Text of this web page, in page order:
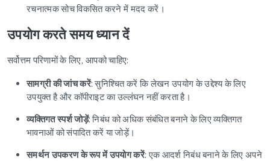
रचनात्मक सोच विकसित करने में मदद करें।
उपयोग करते समय ध्यान दें
सर्वोत्तम परिणामों के लिए, आपको चाहिए:
सामग्री की जांच करें: सुनिश्चित करें कि लेखन उपयोग के उद्देश्य के लिए
उपयुक्त है और कॉपीराइट का उल्लंघन नहीं करता है।
व्यक्तिगत स्पर्श जोड़ें: निबंध को अधिक संबंधित बनाने के लिए व्यक्तिगत
भावनाओं को संपादित करें या जोड़ें।
समर्थन उपकरण के रूप में उपयोग करें: एक आदर्श निबंध बनाने के लिए अपने